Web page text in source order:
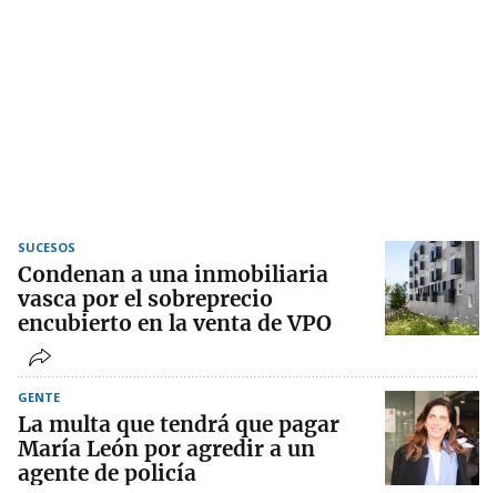
SUCESOS
Condenan a una inmobiliaria
vasca por el sobreprecio
encubierto en la venta de VPO
GENTE
La multa que tendrá que pagar
María León por agredir a un
agente de policía